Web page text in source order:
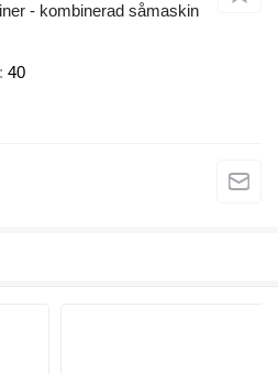
- kombinerad såmaskin
40